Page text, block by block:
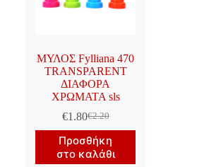
ΜΥΛΟΣ Fylliana 470
TRANSPARENT
ΔΙΑΦΟΡΑ
ΧΡΩΜΑΤΑ sls
€2.20
Original
price
was:
€2.20.
€1.80Η
τρέχουσα
τιμή
είναι:
Προσθήκη
στο καλάθι